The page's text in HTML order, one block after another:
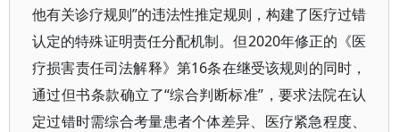
他有关诊疗规则”的违法性推定规则，构建了医疗过错
认定的特殊证明责任分配机制。但2020年修正的《医
疗损害责任司法解释》第16条在继受该规则的同时，
通过但书条款确立了“综合判断标准”，要求法院在认
定过错时需综合考量患者个体差异、医疗紧急程度、